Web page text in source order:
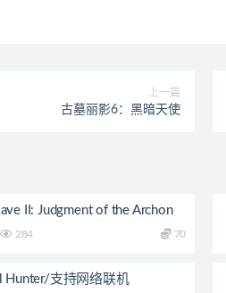
上一篇
古墓丽影6：黑暗天使
II: Judgment of the Archon
284 70
支持网络联机